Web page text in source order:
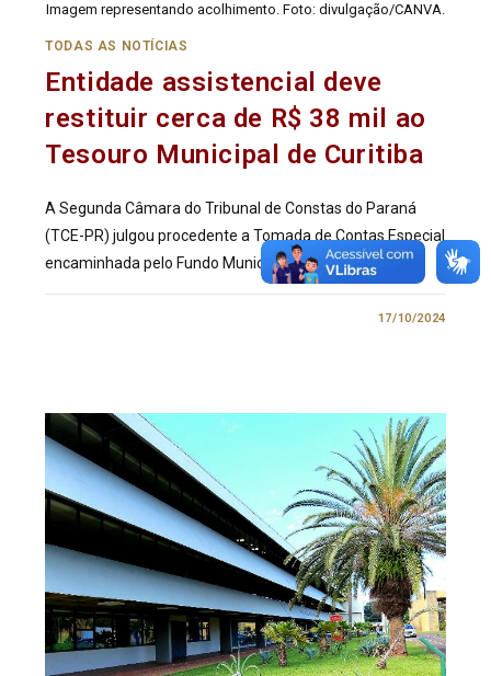
Imagem representando acolhimento. Foto: divulgação/CANVA.
TODAS AS NOTÍCIAS
Entidade assistencial deve
restituir cerca de R$ 38 mil ao
Tesouro Municipal de Curitiba
A Segunda Câmara do Tribunal de Constas do Paraná
(TCE-PR) julgou procedente a Tomada de Contas Especial
encaminhada pelo Fundo Municipal para a Criança e…
17/10/2024